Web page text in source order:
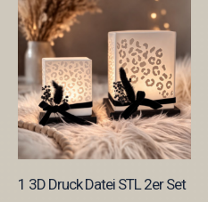
1 3D Druck Datei STL 2er Set